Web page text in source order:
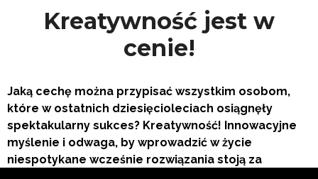
Kreatywność jest w
cenie!
Jaką cechę można przypisać wszystkim osobom,
które w ostatnich dziesięcioleciach osiągnęły
spektakularny sukces? Kreatywność! Innowacyjne
myślenie i odwaga, by wprowadzić w życie
niespotykane wcześnie rozwiązania stoją za